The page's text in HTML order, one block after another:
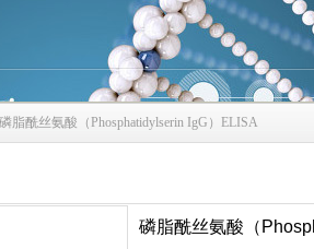
脂酰丝氨酸（Phosphatidylserin IgG）ELISA
磷脂酰丝氨酸（